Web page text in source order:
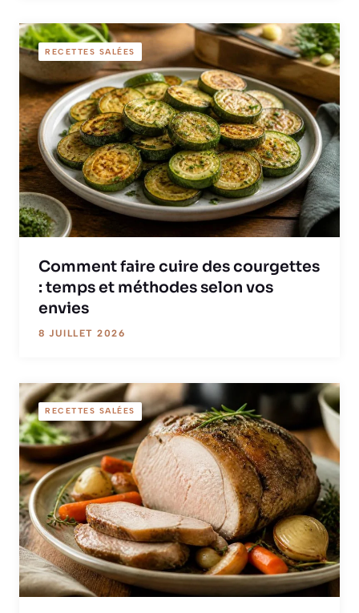
RECETTES SALÉES
Comment faire cuire des courgettes
: temps et méthodes selon vos
envies
8 JUILLET 2026
RECETTES SALÉES